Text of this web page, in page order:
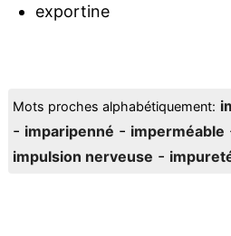
exportine
Mots proches alphabétiquement:
- imparipenné - imperméable
impulsion nerveuse -